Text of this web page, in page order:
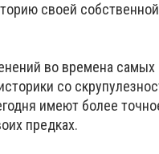
своей
во времена
со
имеют более
предках.